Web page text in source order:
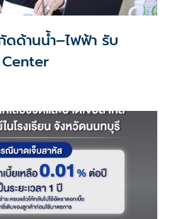
ดด้านน้ำ–ไฟฟ้า รับ